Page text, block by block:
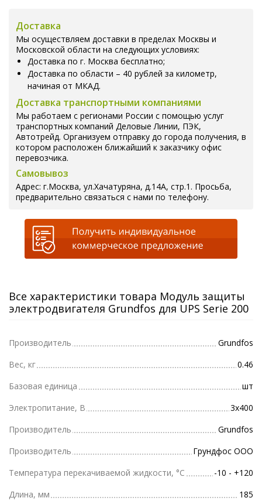
Доставка
Мы осуществляем доставки в пределах Москвы и
Московской области на следующих условиях:
Доставка по г. Москва бесплатно;
Доставка по области – 40 рублей за километр,
начиная от МКАД.
Доставка транспортными компаниями
Мы работаем с регионами России с помощью услуг
транспортных компаний Деловые Линии, ПЭК,
Автотрейд. Организуем отправку до города получения, в
котором расположен ближайший к заказчику офис
перевозчика.
Самовывоз
Адрес: г.Москва, ул.Хачатуряна, д.14А, стр.1. Просьба,
предварительно связаться с нами по телефону.
Все характеристики товара Модуль защиты
электродвигателя Grundfos для UPS Serie 200
Производитель
Grundfos
Вес, кг
0.46
Базовая единица
шт
Электропитание, В
3х400
Производитель
Grundfos
Производитель
Грундфос ООО
Температура перекачиваемой жидкости, °С
-10 - +120
Длина, мм
185